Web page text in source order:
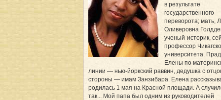
в результате
государственного
переворота; мать,
Оливеровна
ученый-историк,
профессор
университета.
Елены по
линии — нью-йоркский раввин, дедушка с
стороны — имам Занзибара. Елена
родилась 1 мая на Красной площади. А
так... Мой папа был одним из руководителей